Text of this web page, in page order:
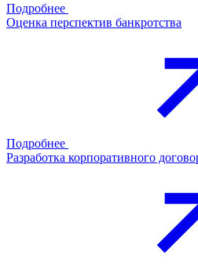
Подробнее
Оценка перспектив банкротства
Подробнее
Разработка корпоративного